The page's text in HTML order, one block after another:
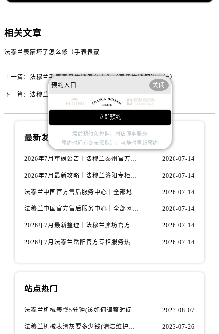
辽宁省葫芦岛市连山区中央路法穆兰售后服务中心（需提前预约）
北京市朝阳区建国门外大街甲6号华熙国际中心D座11层1102室法穆兰售后服务中心（需提前预约）
内蒙古自治区乌兰察布市集宁区恩和大街法穆兰售后服务中心（需提前预约）
相关文章
上一篇： 法穆兰手表表盘生锈怎么办？（表盘生锈解决方法）
下一篇： 法穆兰表蒙碎裂怎么维修（手表表蒙的维修方法）
最新发布
2026-07-14
2026-07-14
2026-07-14
2026-07-14
2026-07-14
2026-07-14
站点热门
2023-08-07
2023-07-26
预约入口 关闭
立即预约
提前预约免排队，到店即享服务
预约时间有变无需取消，可随时重新预约